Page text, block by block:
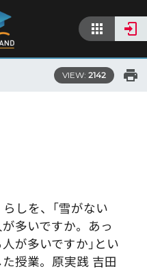
VIEW: 2142
しを、｢雪がない
多いですか。あっ
が多いですか｣とい
授業。原実践 吉田